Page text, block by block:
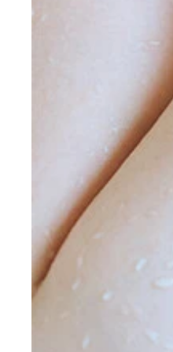
【デジタル限定
髙野真央デジタ